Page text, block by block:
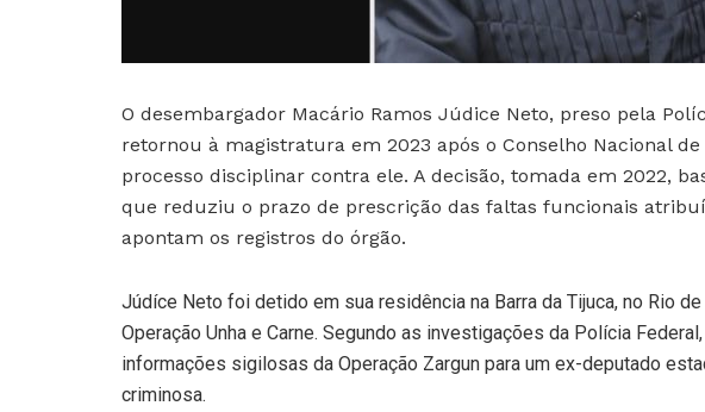
O desembargador Macário Ramos Júdice Neto, preso pela
retornou à magistratura em 2023 após o Conselho Nacional
processo disciplinar contra ele. A decisão, tomada em 2022,
que reduziu o prazo de prescrição das faltas funcionais
apontam os registros do órgão.
Júdíce Neto foi detido em sua residência na Barra da Tijuca, no Rio
Operação Unha e Carne. Segundo as investigações da Polícia
informações sigilosas da Operação Zargun para um ex-deputado
criminosa.